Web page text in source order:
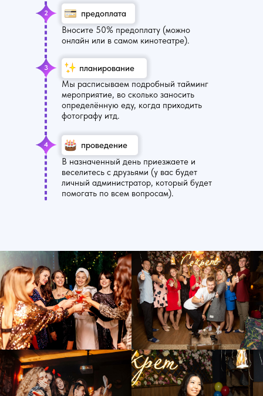
предоплата
Вносите 50% предоплату (можно
онлайн или в самом кинотеатре).
планирование
Мы расписываем подробный тайминг
мероприятие, во сколько заносить
определённую еду, когда приходить
фотографу итд.
проведение
В назначенный день приезжаете и
веселитесь с друзьями (у вас будет
личный администратор, который будет
помогать по всем вопросам).
2
3
4